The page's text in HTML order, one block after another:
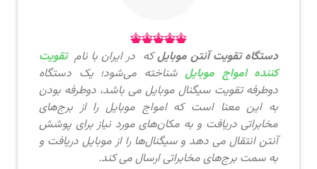
دستگاه تقویت آنتن موبایلکه در ایران با نام تقویت‌
کننده امواج موبایل شناخته می‌شود؛ یک دستگاه
دوطرفه تقویت سیگنال موبایل می باشد، دوطرفه بودن
به این معنا است که امواج موبایل را از برج‌های
مخابراتی دریافت و به مکان‌های مورد نیاز برای پوشش
آنتن انتقال می دهد و سیگنال‌ها را از موبایل دریافت و
به سمت برج‌های مخابراتی ارسال می کند.